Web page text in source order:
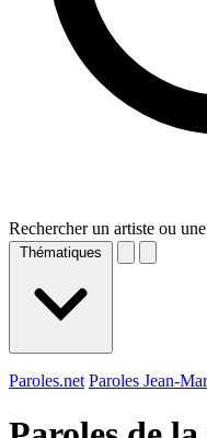
Rechercher un artiste ou
Thématiques
Paroles.net Paroles Jean-